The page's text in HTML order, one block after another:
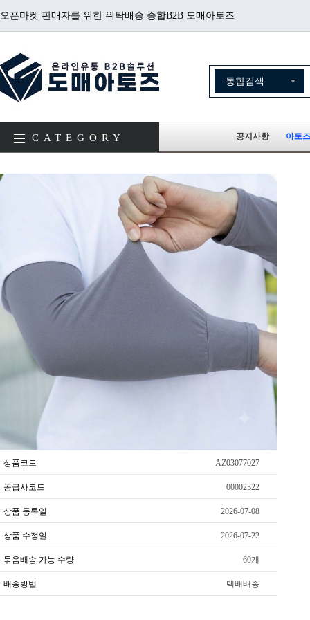
오픈마켓 판매자를 위한 위탁배송 종합B2B 도매아토즈
CATEGORY 공지사항 아토
상품코드 AZ03077027
공급사코드 00002322
상품 등록일 2026-07-08
상품 수정일 2026-07-22
묶음배송 가능 수량 60개
배송방법 택배배송